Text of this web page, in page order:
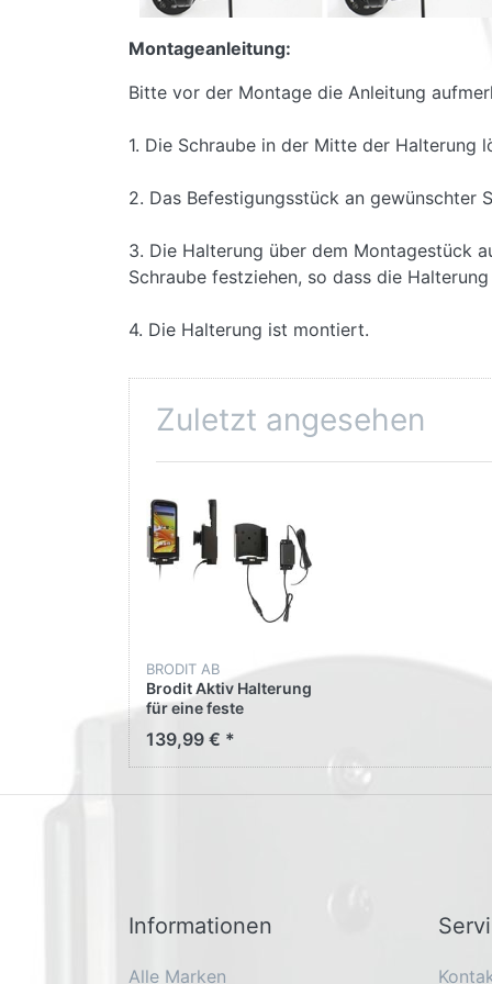
Montageanleitung:
Bitte vor der Montage die Anleitung
1. Die Schraube in der Mitte der Halterung
2. Das Befestigungsstück an gewünschter
3. Die Halterung über dem Montagestück
Schraube festziehen, so dass die
4. Die Halterung ist montiert.
Zuletzt angesehen
BRODIT AB
Brodit Aktiv Halterung
für eine feste
für Zebra HC50
139,99 € *
Informationen
Alle Marken